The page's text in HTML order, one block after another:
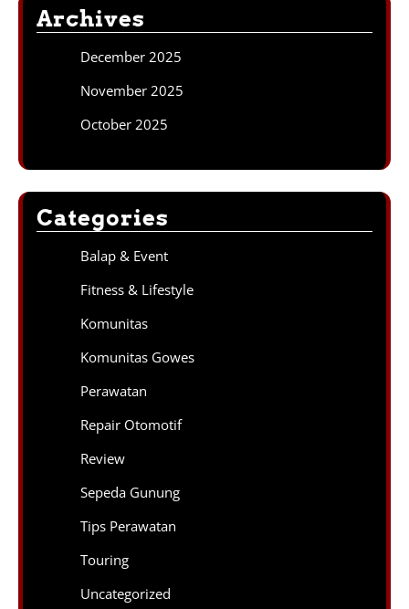
Archives
December 2025
November 2025
October 2025
Categories
Balap & Event
Fitness & Lifestyle
Komunitas
Komunitas Gowes
Perawatan
Repair Otomotif
Review
Sepeda Gunung
Tips Perawatan
Touring
Uncategorized